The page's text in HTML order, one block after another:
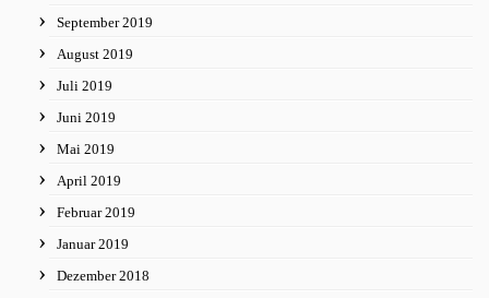
September 2019
August 2019
Juli 2019
Juni 2019
Mai 2019
April 2019
Februar 2019
Januar 2019
Dezember 2018